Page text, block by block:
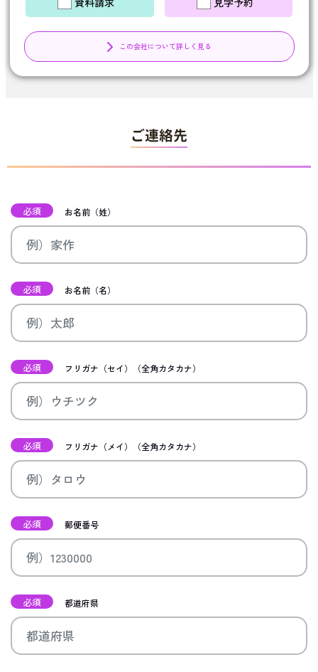
この会社について詳しく見る
ご連絡先
必須 お名前（姓）
必須 お名前（名）
必須 フリガナ（セイ）（全角カタカナ）
必須 フリガナ（メイ）（全角カタカナ）
必須 郵便番号
必須 都道府県